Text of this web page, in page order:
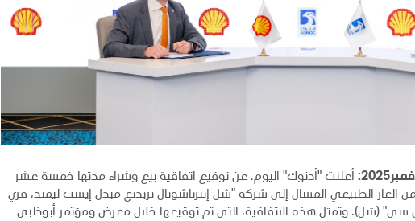
أعلنت "أدنوك" اليوم، عن توقيع اتفاقية بيع وشراء مدتها خمسة عشر
الغاز الطبيعي المسال إلى شركة "شل إنترناشونال تريدنغ ميدل إيست ليمتد، فري
سي" (شل). وتمثل هذه الاتفاقية، التي تم توقيعها خلال معرض ومؤتمر أبوظبي